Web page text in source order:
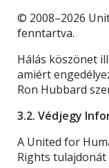
© 2008–2026
fenntartva.
Hálás köszönet
amiért
Ron Hubbard
3.2. Védjegy
A United for
Rights tulajdonát